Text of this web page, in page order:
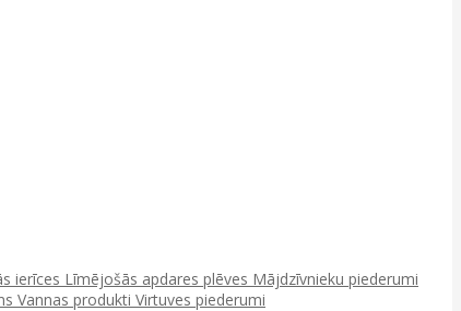
ierīces Līmējošās apdares plēves Mājdzīvnieku piederumi
Vannas produkti Virtuves piederumi